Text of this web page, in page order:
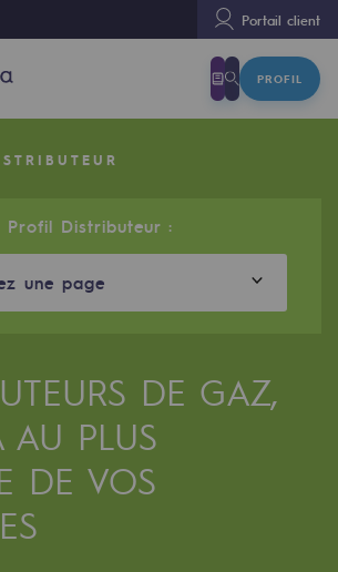
Portail client
PROFIL
de la transition énergétique
adaptative et ouverte
adaptative et
et Collaboratif
Profil Distributeur :
une page
DE GAZ,
AU PLUS
DE VOS